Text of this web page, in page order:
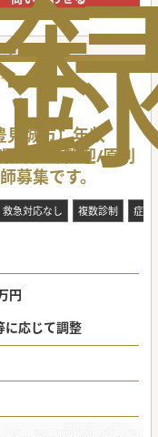
ます。
クリニックで、患者
間が提供されていま
数おり、人間関係も
まずは施設をメイン
先を決定していく見
す。
さんやそのご家族と
りと向き合って診療
見城市】年収
外医師歓迎/原則
募集です。
救急対応なし 複数診制 症例
円
応じて調整